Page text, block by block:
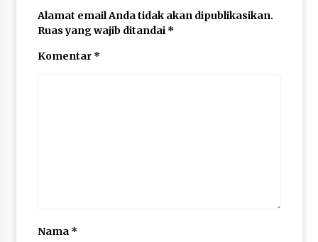
Alamat email Anda tidak akan dipublikasikan.
Ruas yang wajib ditandai *
Komentar *
Nama *